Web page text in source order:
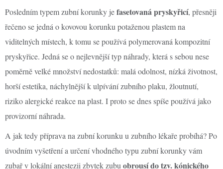
Posledním typem zubní korunky jefasetovaná pryskyřicí, přesněji
řečeno se jedná o kovovou korunku potaženou plastem na
viditelných místech, k tomu se používá polymerovaná kompozitní
pryskyřice. Jedná se o nejlevnější typ náhrady, která s sebou nese
poměrně velké množství nedostatků: malá odolnost, nízká životnost,
horší estetika, náchylnější k ulpívání zubního plaku, žloutnutí,
riziko alergické reakce na plast. I proto se dnes spíše používá jako
provizorní náhrada.
A jak tedy příprava na zubní korunku u zubního lékaře probíhá? Po
úvodním vyšetření a určení vhodného typu zubní korunky vám
zubař v lokální anestezii zbytek zubu obrousí do tzv. kónického